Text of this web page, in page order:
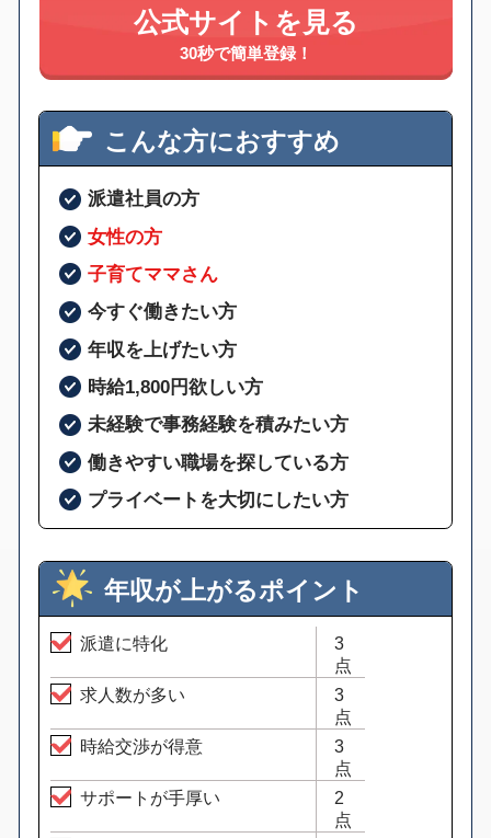
公式サイトを見る
30秒で簡単登録！
こんな方におすすめ
派遣社員の方
女性の方
子育てママさん
今すぐ働きたい方
年収を上げたい方
時給1,800円欲しい方
未経験で事務経験を積みたい方
働きやすい職場を探している方
プライベートを大切にしたい方
年収が上がるポイント
派遣に特化
3
点
求人数が多い
3
点
時給交渉が得意
3
点
サポートが手厚い
2
点